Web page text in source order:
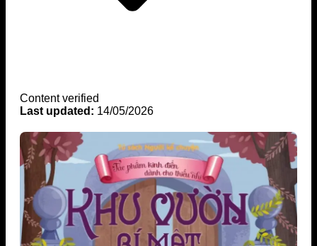
Content verified
Last updated: 14/05/2026